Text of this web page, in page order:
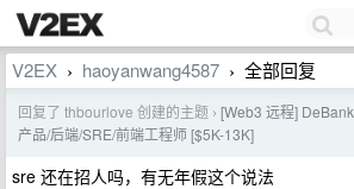
V2EX › haoyanwang4587 › 全部回复
回复了 thbourlove 创建的主题 › [Web3 远程]
产品/后端/SRE/前端工程师 [$5K-13K]
sre 还在招人吗，有无年假这个说法